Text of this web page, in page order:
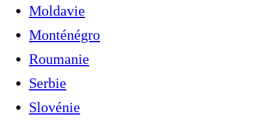
Moldavie
Monténégro
Roumanie
Serbie
Slovénie